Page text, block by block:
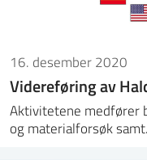
16. desember 2020
Videreføring av
Aktivitetene medfører
og materialforsøk